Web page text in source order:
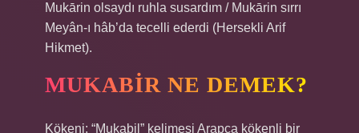
Mukārin olsaydı ruhla susardım / Mukārin sırrı
Meyân-ı hâb’da tecelli ederdi (Hersekli Arif
Hikmet).
MUKABIR NE DEMEK?
Kökeni: “Mukabil” kelimesi Arapça kökenli bir